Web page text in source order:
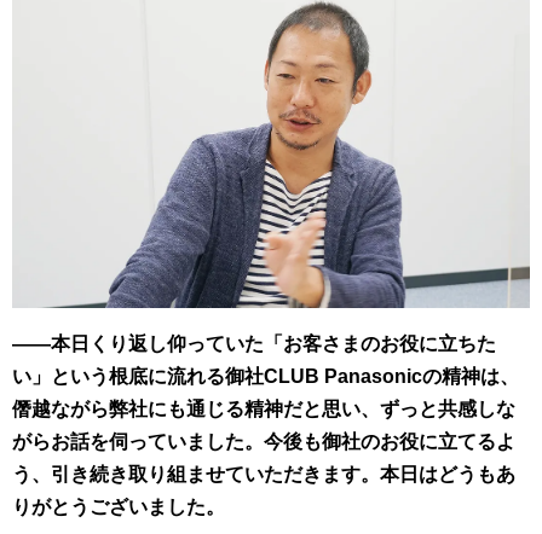
――本日くり返し仰っていた「お客さまのお役に立ちた
い」という根底に流れる御社CLUB Panasonicの精神は、
僭越ながら弊社にも通じる精神だと思い、ずっと共感しな
がらお話を伺っていました。今後も御社のお役に立てるよ
う、引き続き取り組ませていただきます。本日はどうもあ
りがとうございました。